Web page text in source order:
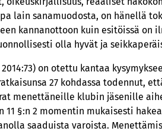
lain sanamuodosta, on hänellä
kannanottoon kuin esitöissä on
olla hyvät ja
on otettu kantaa
27 kohdassa todennut,
menettäneille klubin jäsenille
11 §:n 2 momentin mukaisesti
saaduista varoista.